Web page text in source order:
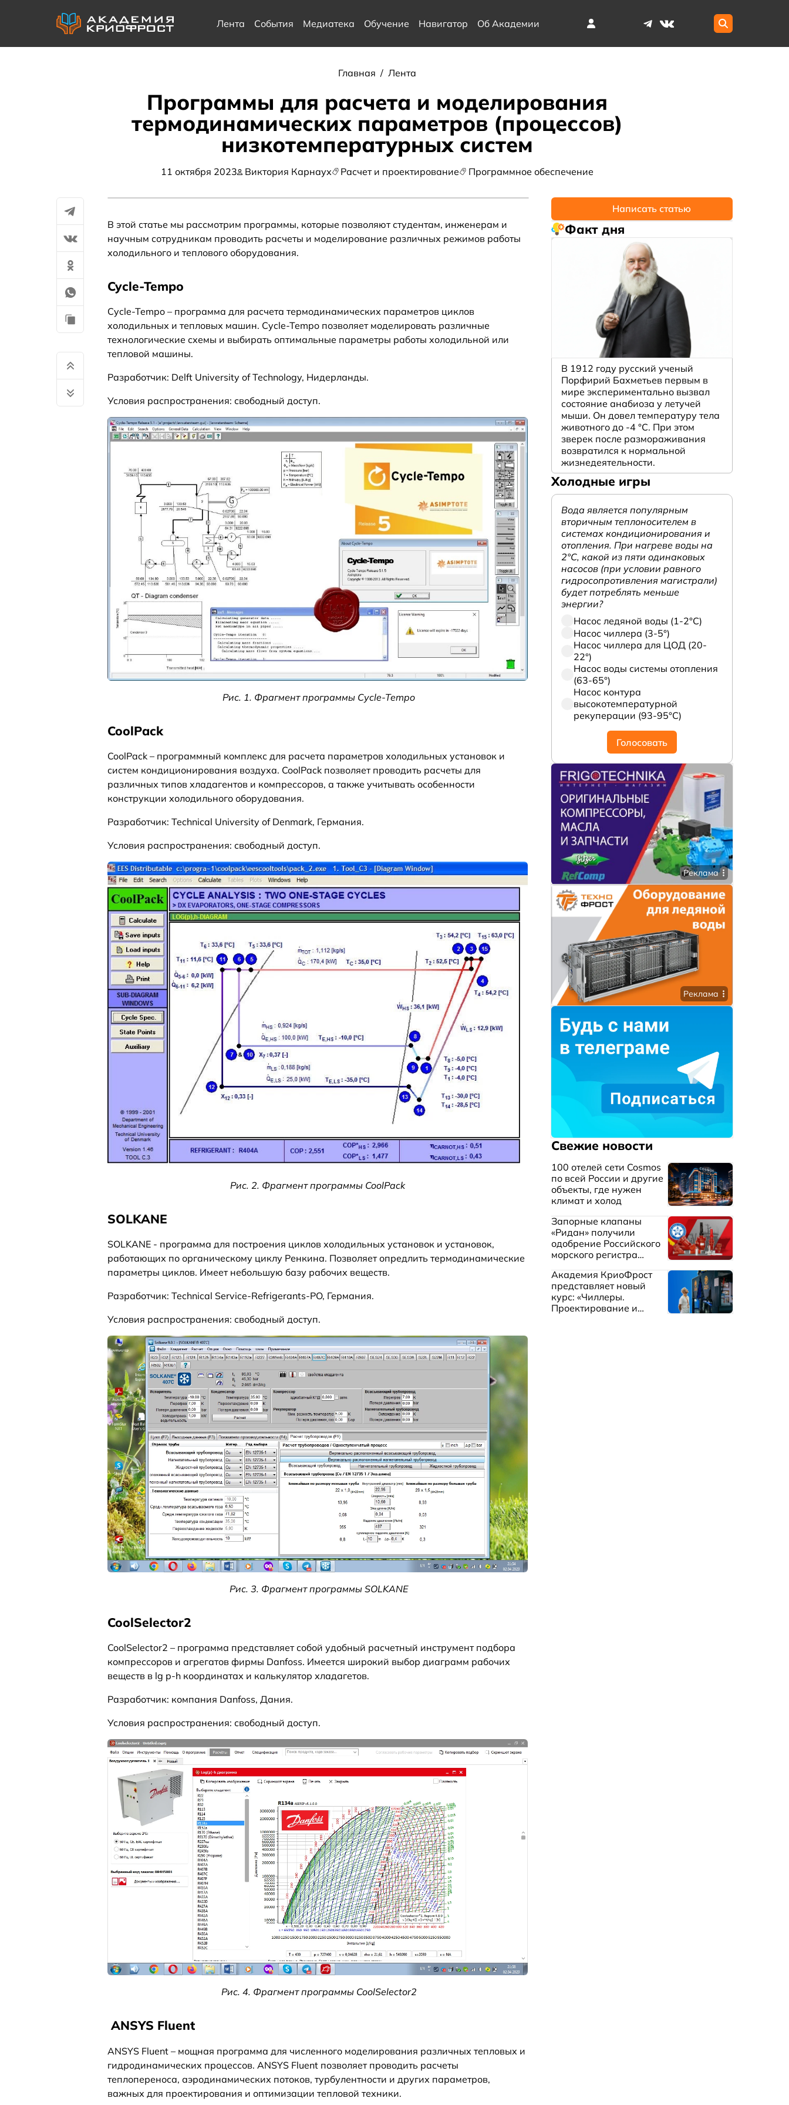
Лента События Медиатека Обучение Навигатор Об Академии
Главная / Лента
Программы для расчета и моделирования
термодинамических параметров (процессов)
низкотемпературных систем
11 октября 2023 Виктория Карнаух Расчет и проектирование Программное обеспечение
В этой статье мы рассмотрим программы, которые позволяют студентам, инженерам и
научным сотрудникам проводить расчеты и моделирование различных режимов работы
холодильного и теплового оборудования.
Cycle-Tempo
Cycle-Tempo – программа для расчета термодинамических параметров циклов
холодильных и тепловых машин. Cycle-Tempo позволяет моделировать различные
технологические схемы и выбирать оптимальные параметры работы холодильной или
тепловой машины.
Разработчик: Delft University of Technology, Нидерланды.
Условия распространения: свободный доступ.
Рис. 1. Фрагмент программы Cycle-Tempo
CoolPack
CoolPack – программный комплекс для расчета параметров холодильных установок и
систем кондиционирования воздуха. CoolPack позволяет проводить расчеты для
различных типов хладагентов и компрессоров, а также учитывать особенности
конструкции холодильного оборудования.
Разработчик: Technical University of Denmark, Германия.
Условия распространения: свободный доступ.
Рис. 2. Фрагмент программы CoolPack
SOLKANE
SOLKANE - программа для построения циклов холодильных установок и установок,
работающих по органическому циклу Ренкина. Позволяет опредлить термодинамические
параметры циклов. Имеет небольшую базу рабочих веществ.
Разработчик: Technical Service-Refrigerants-PO, Германия.
Условия распространения: свободный доступ.
Рис. 3. Фрагмент программы SOLKANE
CoolSelector2
CoolSelector2 – программа представляет собой удобный расчетный инструмент подбора
компрессоров и агрегатов фирмы Danfoss. Имеется широкий выбор диаграмм рабочих
веществ в lg p-h координатах и калькулятор хладагетов.
Разработчик: компания Danfoss, Дания.
Условия распространения: свободный доступ.
Рис. 4. Фрагмент программы CoolSelector2
ANSYS Fluent
ANSYS Fluent – мощная программа для численного моделирования различных тепловых и
гидродинамических процессов. ANSYS Fluent позволяет проводить расчеты
теплопереноса, аэродинамических потоков, турбулентности и других параметров,
важных для проектирования и оптимизации тепловой техники.
Написать статью
Факт дня
В 1912 году русский ученый
Порфирий Бахметьев первым в
мире экспериментально вызвал
состояние анабиоза у летучей
мыши. Он довел температуру тела
животного до -4 °C. При этом
зверек после размораживания
возвратился к нормальной
жизнедеятельности.
Холодные игры
Вода является популярным
вторичным теплоносителем в
системах кондиционирования и
отопления. При нагреве воды на
2°С, какой из пяти одинаковых
насосов (при условии равного
гидросопротивления магистрали)
будет потреблять меньше
энергии?
Насос ледяной воды (1-2°С)
Насос чиллера (3-5°)
Насос чиллера для ЦОД (20-
22°)
Насос воды системы отопления
(63-65°)
Насос контура
высокотемпературной
рекуперации (93-95°С)
Голосовать
Реклама
Реклама
Свежие новости
100 отелей сети Cosmos
по всей России и другие
объекты, где нужен
климат и холод
Запорные клапаны
«Ридан» получили
одобрение Российского
морского регистра
Академия КриоФрост
представляет новый
курс: «Чиллеры.
Проектирование и